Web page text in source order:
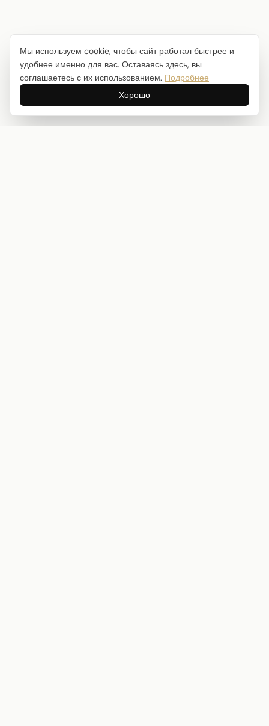
Мы используем cookie, чтобы сайт работал быстрее и
удобнее именно для вас. Оставаясь здесь, вы
соглашаетесь с их использованием. Подробнее
Хорошо